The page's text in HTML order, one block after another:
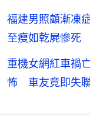
福建男照顧漸凍
至瘦如乾屍慘死
重機女網紅車禍
怖 車友竟即失